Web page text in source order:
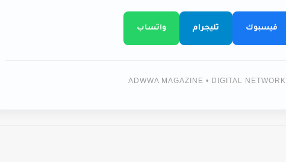
فيسبوك تليجرام واتساب
ADWWA MAGAZINE • DIGITAL NETWORK